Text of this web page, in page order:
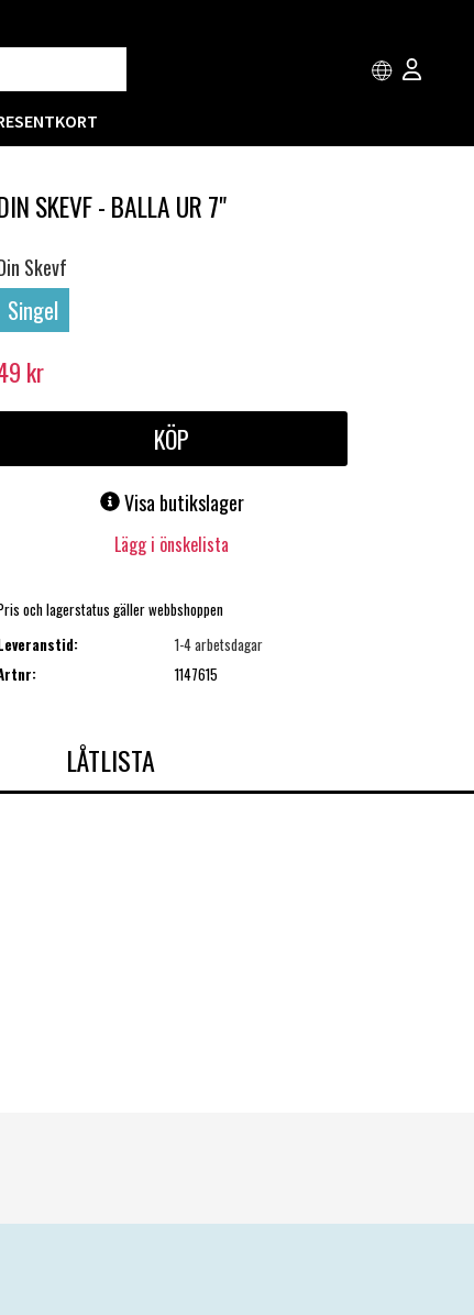
SKEVF - BALLA UR 7"
Skevf
Singel
kr
KÖP
Visa butikslager
Lägg i önskelista
och lagerstatus gäller webbshoppen
1-4 arbetsdagar
1147615
LÅTLISTA